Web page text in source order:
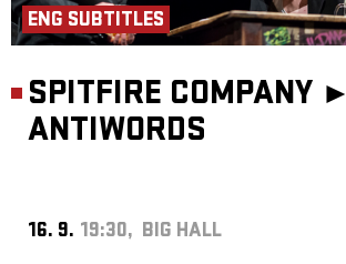
ENG SUBTITLES
SPITFIRE COMPANY ►
ANTIWORDS
16. 9. 19:30, BIG HALL